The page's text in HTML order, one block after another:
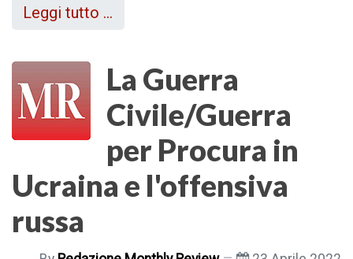
Leggi tutto …
La Guerra
Civile/Guerra
per Procura in
Ucraina e l'offensiva
russa